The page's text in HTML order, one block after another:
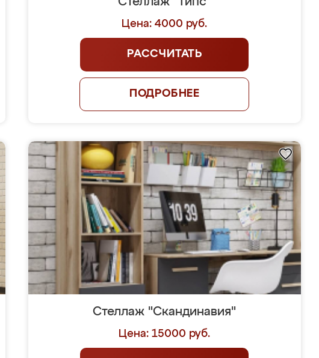
Цена: 4000 руб.
РАССЧИТАТЬ
ПОДРОБНЕЕ
Стеллаж "Скандинавия"
Цена: 15000 руб.